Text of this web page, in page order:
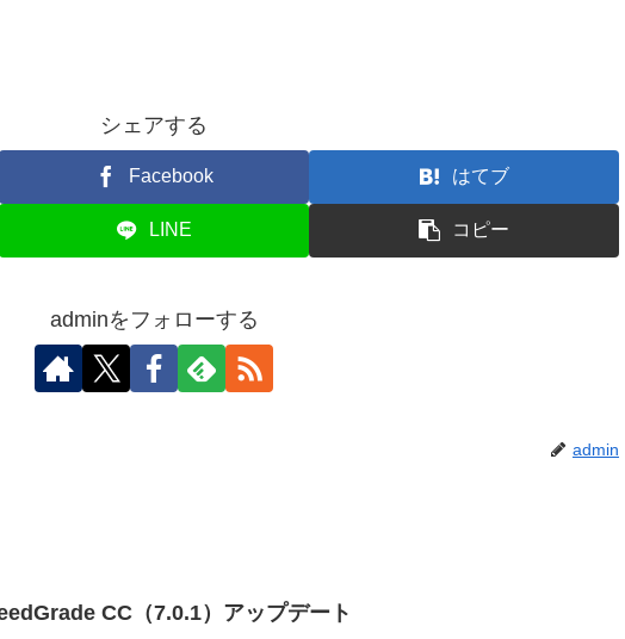
シェアする
Facebook はてブ
LINE コピー
adminをフォローする
admin
CC（7.0.1）アップデート